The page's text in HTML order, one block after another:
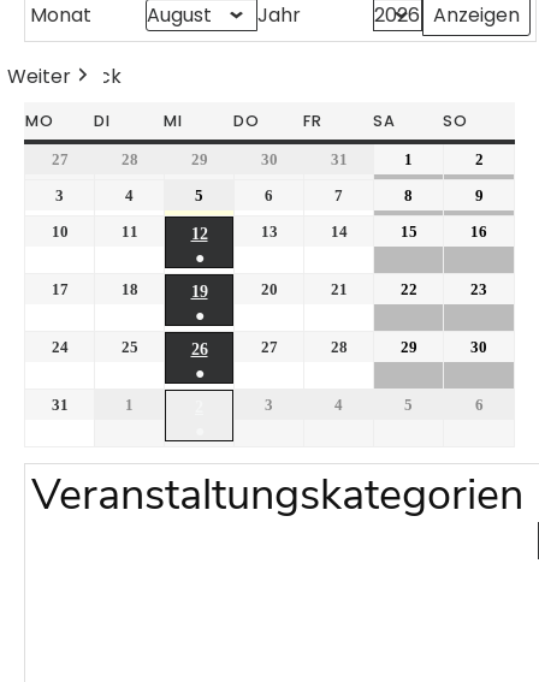
Monat
Jahr
Zurück
Heute
Weiter
MO DI MI DO FR SA SO
27 28 29 30 31 1
2
3
4 5 6 7 8
9
10
11
12
●
13 14 15 16
17 18
19
●
20 21 22 23
24 25
26
●
27 28 29 30
31 1 3 4 5 6
Veranstaltungskategorien